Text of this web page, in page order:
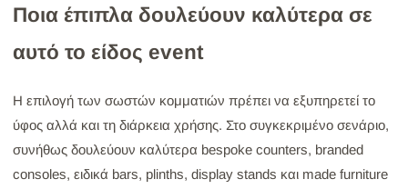
Ποια έπιπλα δουλεύουν καλύτερα σε
αυτό το είδος event
Η επιλογή των σωστών κομματιών πρέπει να εξυπηρετεί το
ύφος αλλά και τη διάρκεια χρήσης. Στο συγκεκριμένο σενάριο,
συνήθως δουλεύουν καλύτερα bespoke counters, branded
consoles, ειδικά bars, plinths, display stands και made furniture